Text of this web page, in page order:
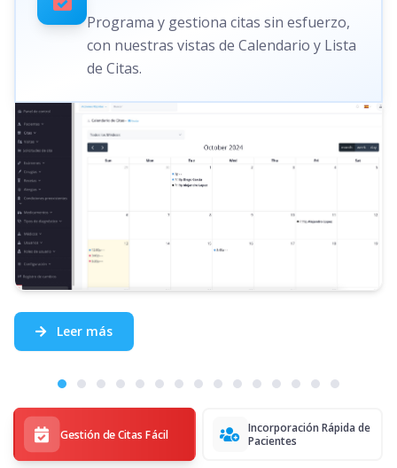
Gestión de Citas Fácil
Incorporación Rápida de
Pacientes
Programa y gestiona citas sin esfuerzo,
con nuestras vistas de Calendario y Lista
de Citas.
Leer más